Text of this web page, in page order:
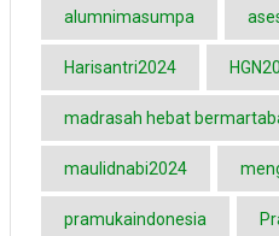
alumnimasumpa
Harisantri2024
madrasah hebat
maulidnabi2024
pramukaindonesia